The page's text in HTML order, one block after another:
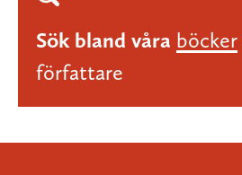
Sök bland våra böcker
författare